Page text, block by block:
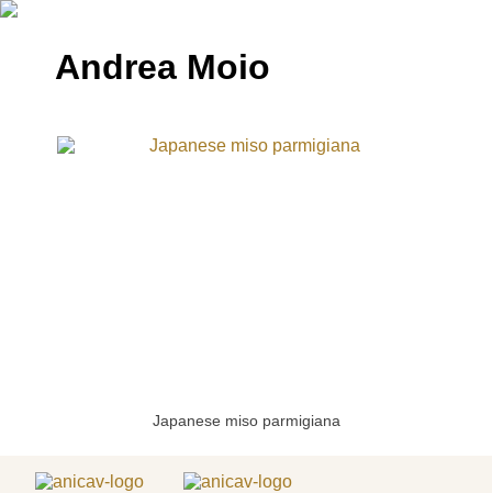
Andrea Moio
Japanese miso parmigiana